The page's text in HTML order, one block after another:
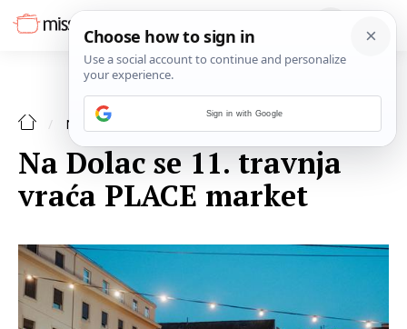
NAJAVE
Na Dolac se 11. travnja
vraća PLACE market
Sign in with Google